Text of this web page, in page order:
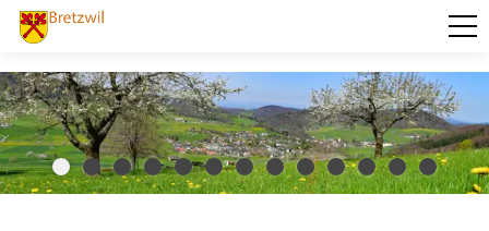
PORTRÄT
AKTUELLES
VERWALTUNG